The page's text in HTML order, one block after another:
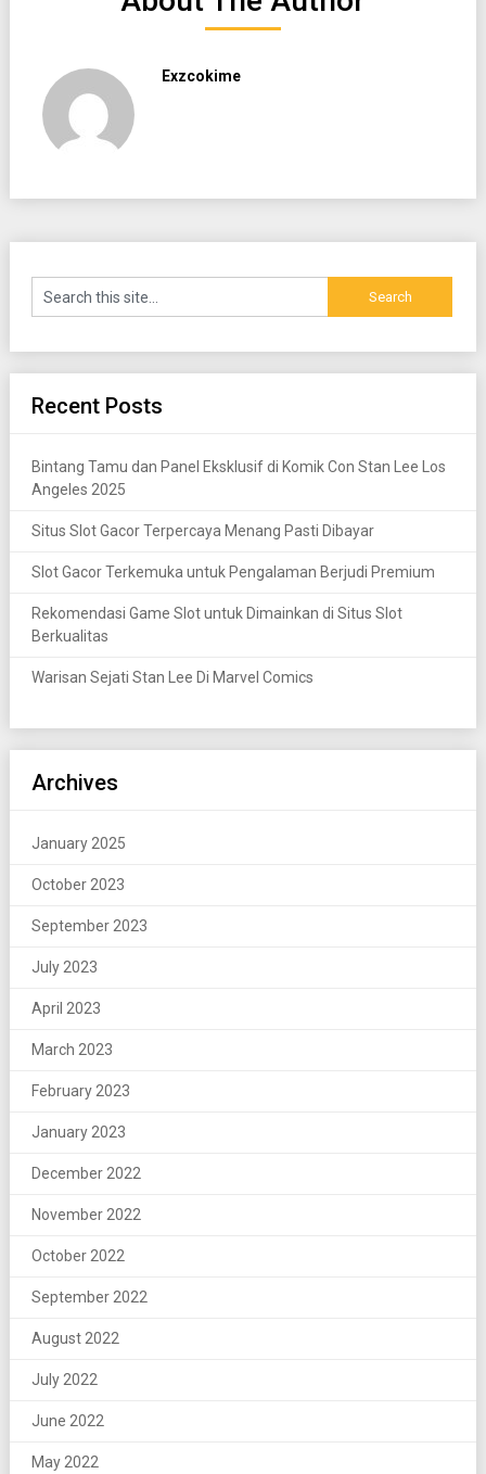
Exzcokime
Recent Posts
Bintang Tamu dan Panel Eksklusif di Komik Con Stan Lee Los
Angeles 2025
Situs Slot Gacor Terpercaya Menang Pasti Dibayar
Slot Gacor Terkemuka untuk Pengalaman Berjudi Premium
Rekomendasi Game Slot untuk Dimainkan di Situs Slot
Berkualitas
Warisan Sejati Stan Lee Di Marvel Comics
Archives
January 2025
October 2023
September 2023
July 2023
April 2023
March 2023
February 2023
January 2023
December 2022
November 2022
October 2022
September 2022
August 2022
July 2022
June 2022
May 2022